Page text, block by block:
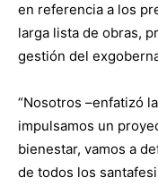
en referencia a los
larga lista de obras,
gestión del
“Nosotros –enfatizó
impulsamos un
bienestar, vamos a
de todos los